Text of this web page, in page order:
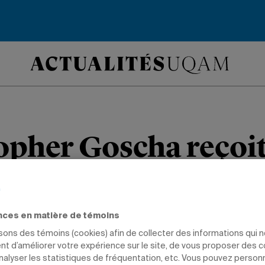
Goscha
McT. Kahin
est honoré par l’Association for
sur la première guerre
en matière de témoins
des témoins (cookies) afin de collecter des informations qui
d’améliorer votre expérience sur le site, de vous proposer des
les statistiques de fréquentation, etc. Vous pouvez